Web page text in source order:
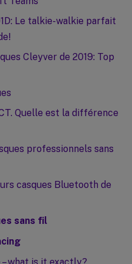
Le talkie-walkie parfait
Cleyver de 2019: Top
Quelle est la différence
professionnels sans
casques Bluetooth de
sans fil
what is it exactly?